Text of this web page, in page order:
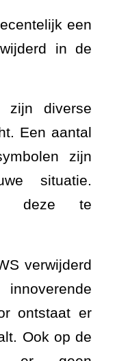
een
in de
zijn diverse
Een aantal
zijn
situatie.
deze te
verwijderd
ontstaat er
Ook op de